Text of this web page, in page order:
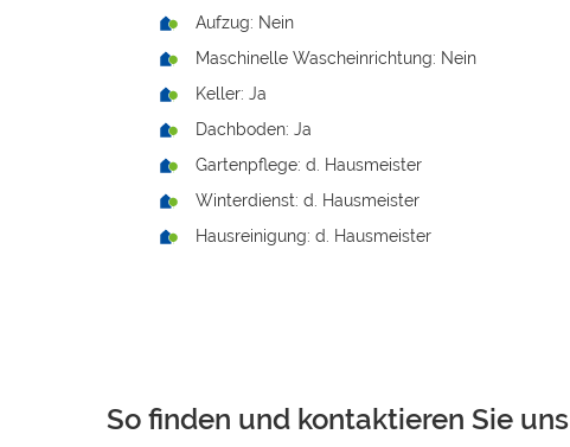
Aufzug: Nein
Maschinelle Wascheinrichtung: Nein
Keller: Ja
Dachboden: Ja
Gartenpflege: d. Hausmeister
Winterdienst: d. Hausmeister
Hausreinigung: d. Hausmeister
So finden und kontaktieren Sie uns